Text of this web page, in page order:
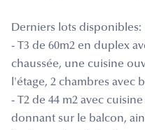
Derniers lots disponibles:
- T3 de 60m2 en duplex
chaussée, une cuisine
l'étage, 2 chambres avec
- T2 de 44 m2 avec
donnant sur le balcon,